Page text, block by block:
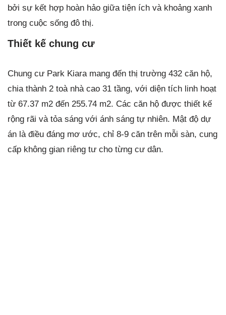
bởi sự kết hợp hoàn hảo giữa tiện ích và khoảng xanh
trong cuộc sống đô thị.
Thiết kế chung cư
Chung cư Park Kiara mang đến thị trường 432 căn hộ,
chia thành 2 toà nhà cao 31 tầng, với diện tích linh hoạt
từ 67.37 m2 đến 255.74 m2. Các căn hộ được thiết kế
rộng rãi và tỏa sáng với ánh sáng tự nhiên. Mật độ dự
án là điều đáng mơ ước, chỉ 8-9 căn trên mỗi sàn, cung
cấp không gian riêng tư cho từng cư dân.